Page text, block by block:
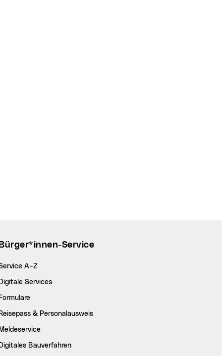
Bürger*innen-Service
A–Z
Digitale Services
Formulare
Reisepass & Personalausweis
Meldeservice
Digitales Bauverfahren